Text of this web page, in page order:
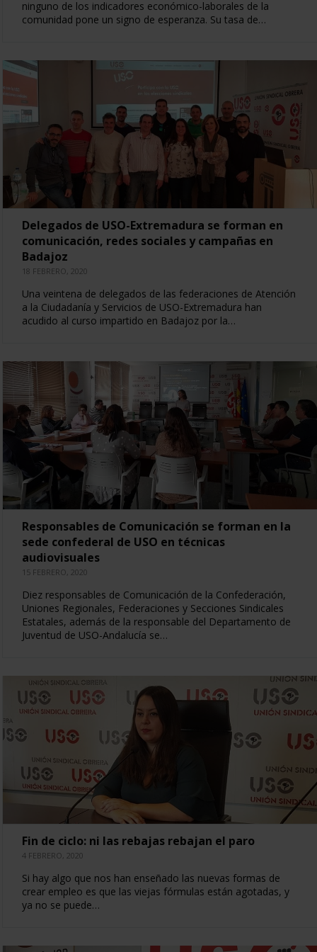
ninguno de los indicadores económico-laborales de la
comunidad pone un signo de esperanza. Su tasa de…
Delegados de USO-Extremadura se forman en
comunicación, redes sociales y campañas en
Badajoz
18 FEBRERO, 2020
Una veintena de delegados de las federaciones de Atención
a la Ciudadanía y Servicios de USO-Extremadura han
acudido al curso impartido en Badajoz por la…
Responsables de Comunicación se forman en la
sede confederal de USO en técnicas
audiovisuales
15 FEBRERO, 2020
Diez responsables de Comunicación de la Confederación,
Uniones Regionales, Federaciones y Secciones Sindicales
Estatales, además de la responsable del Departamento de
Juventud de USO-Andalucía se…
Fin de ciclo: ni las rebajas rebajan el paro
4 FEBRERO, 2020
Si hay algo que nos han enseñado las nuevas formas de
crear empleo es que las viejas fórmulas están agotadas, y
ya no se puede…